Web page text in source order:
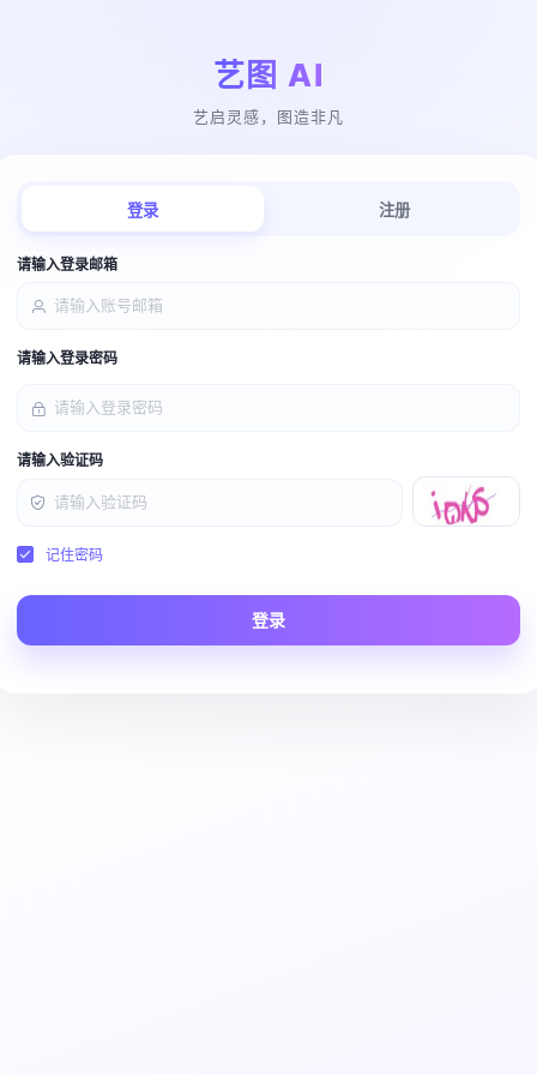
艺图 AI
艺启灵感，图造非凡
登录 注册
请输入登录邮箱
请输入登录密码
请输入验证码
记住密码
登录